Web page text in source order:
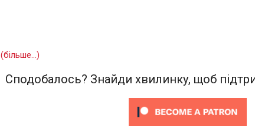
(більше…)
Сподобалось? Знайди хвилинку, щоб